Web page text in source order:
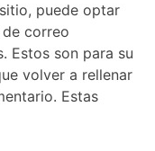
puede optar
correo
Estos son para su
volver a rellenar
Estas